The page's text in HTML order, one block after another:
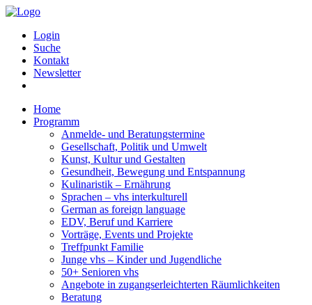
Login
Suche
Kontakt
Newsletter
Home
Programm
Anmelde- und Beratungstermine
Gesellschaft, Politik und Umwelt
Kunst, Kultur und Gestalten
Gesundheit, Bewegung und Entspannung
Kulinaristik – Ernährung
Sprachen – vhs interkulturell
German as foreign language
EDV, Beruf und Karriere
Vorträge, Events und Projekte
Treffpunkt Familie
Junge vhs – Kinder und Jugendliche
50+ Senioren vhs
Angebote in zugangserleichterten Räumlichkeiten
Beratung